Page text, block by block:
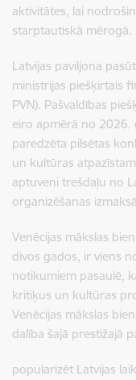
aktivitātes, lai
starptautiskā mērogā.
Latvijas paviljona
ministrijas piešķirtais
PVN). Pašvaldības
eiro apmērā no 2026.
paredzēta pilsētas
un kultūras
aptuveni trešdaļu no
organizēšanas
Venēcijas mākslas
divos gados, ir viens
notikumiem pasaulē,
kritiķus un kultūras
Venēcijas mākslas
dalība šajā prestižajā
popularizēt Latvijas